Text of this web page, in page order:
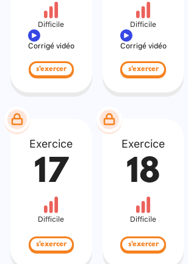
Difficile
Corrigé vidéo
s'exercer
Difficile
Corrigé vidéo
s'exercer
Exercice
17
Difficile
s'exercer
Exercice
18
Difficile
s'exercer